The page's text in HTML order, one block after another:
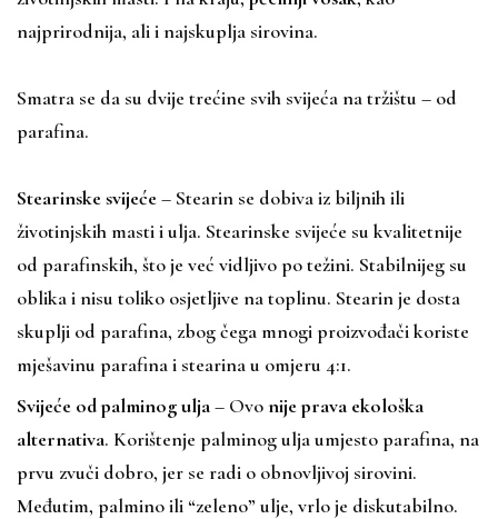
najprirodnija, ali i najskuplja sirovina.
Smatra se da su dvije trećine svih svijeća na tržištu – od
parafina.
Stearinske svijeće– Stearin se dobiva iz biljnih ili
životinjskih masti i ulja. Stearinske svijeće su kvalitetnije
od parafinskih, što je već vidljivo po težini. Stabilnijeg su
oblika i nisu toliko osjetljive na toplinu. Stearin je dosta
skuplji od parafina, zbog čega mnogi proizvođači koriste
mješavinu parafina i stearina u omjeru 4:1.
Svijeće od palminog ulja– Ovonije prava ekološka
alternativa. Korištenje palminog ulja umjesto parafina, na
prvu zvuči dobro, jer se radi o obnovljivoj sirovini.
Međutim, palmino ili “zeleno” ulje, vrlo je diskutabilno.